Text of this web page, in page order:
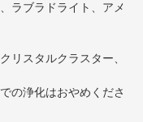
ラブラドライト、アメ
リスタルクラスター、
の浄化はおやめくださ